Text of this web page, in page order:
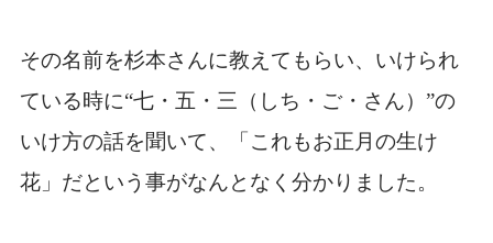
その名前を杉本さんに教えてもらい、いけられ
ている時に“七・五・三（しち・ご・さん）”の
いけ方の話を聞いて、「これもお正月の生け
花」だという事がなんとなく分かりました。